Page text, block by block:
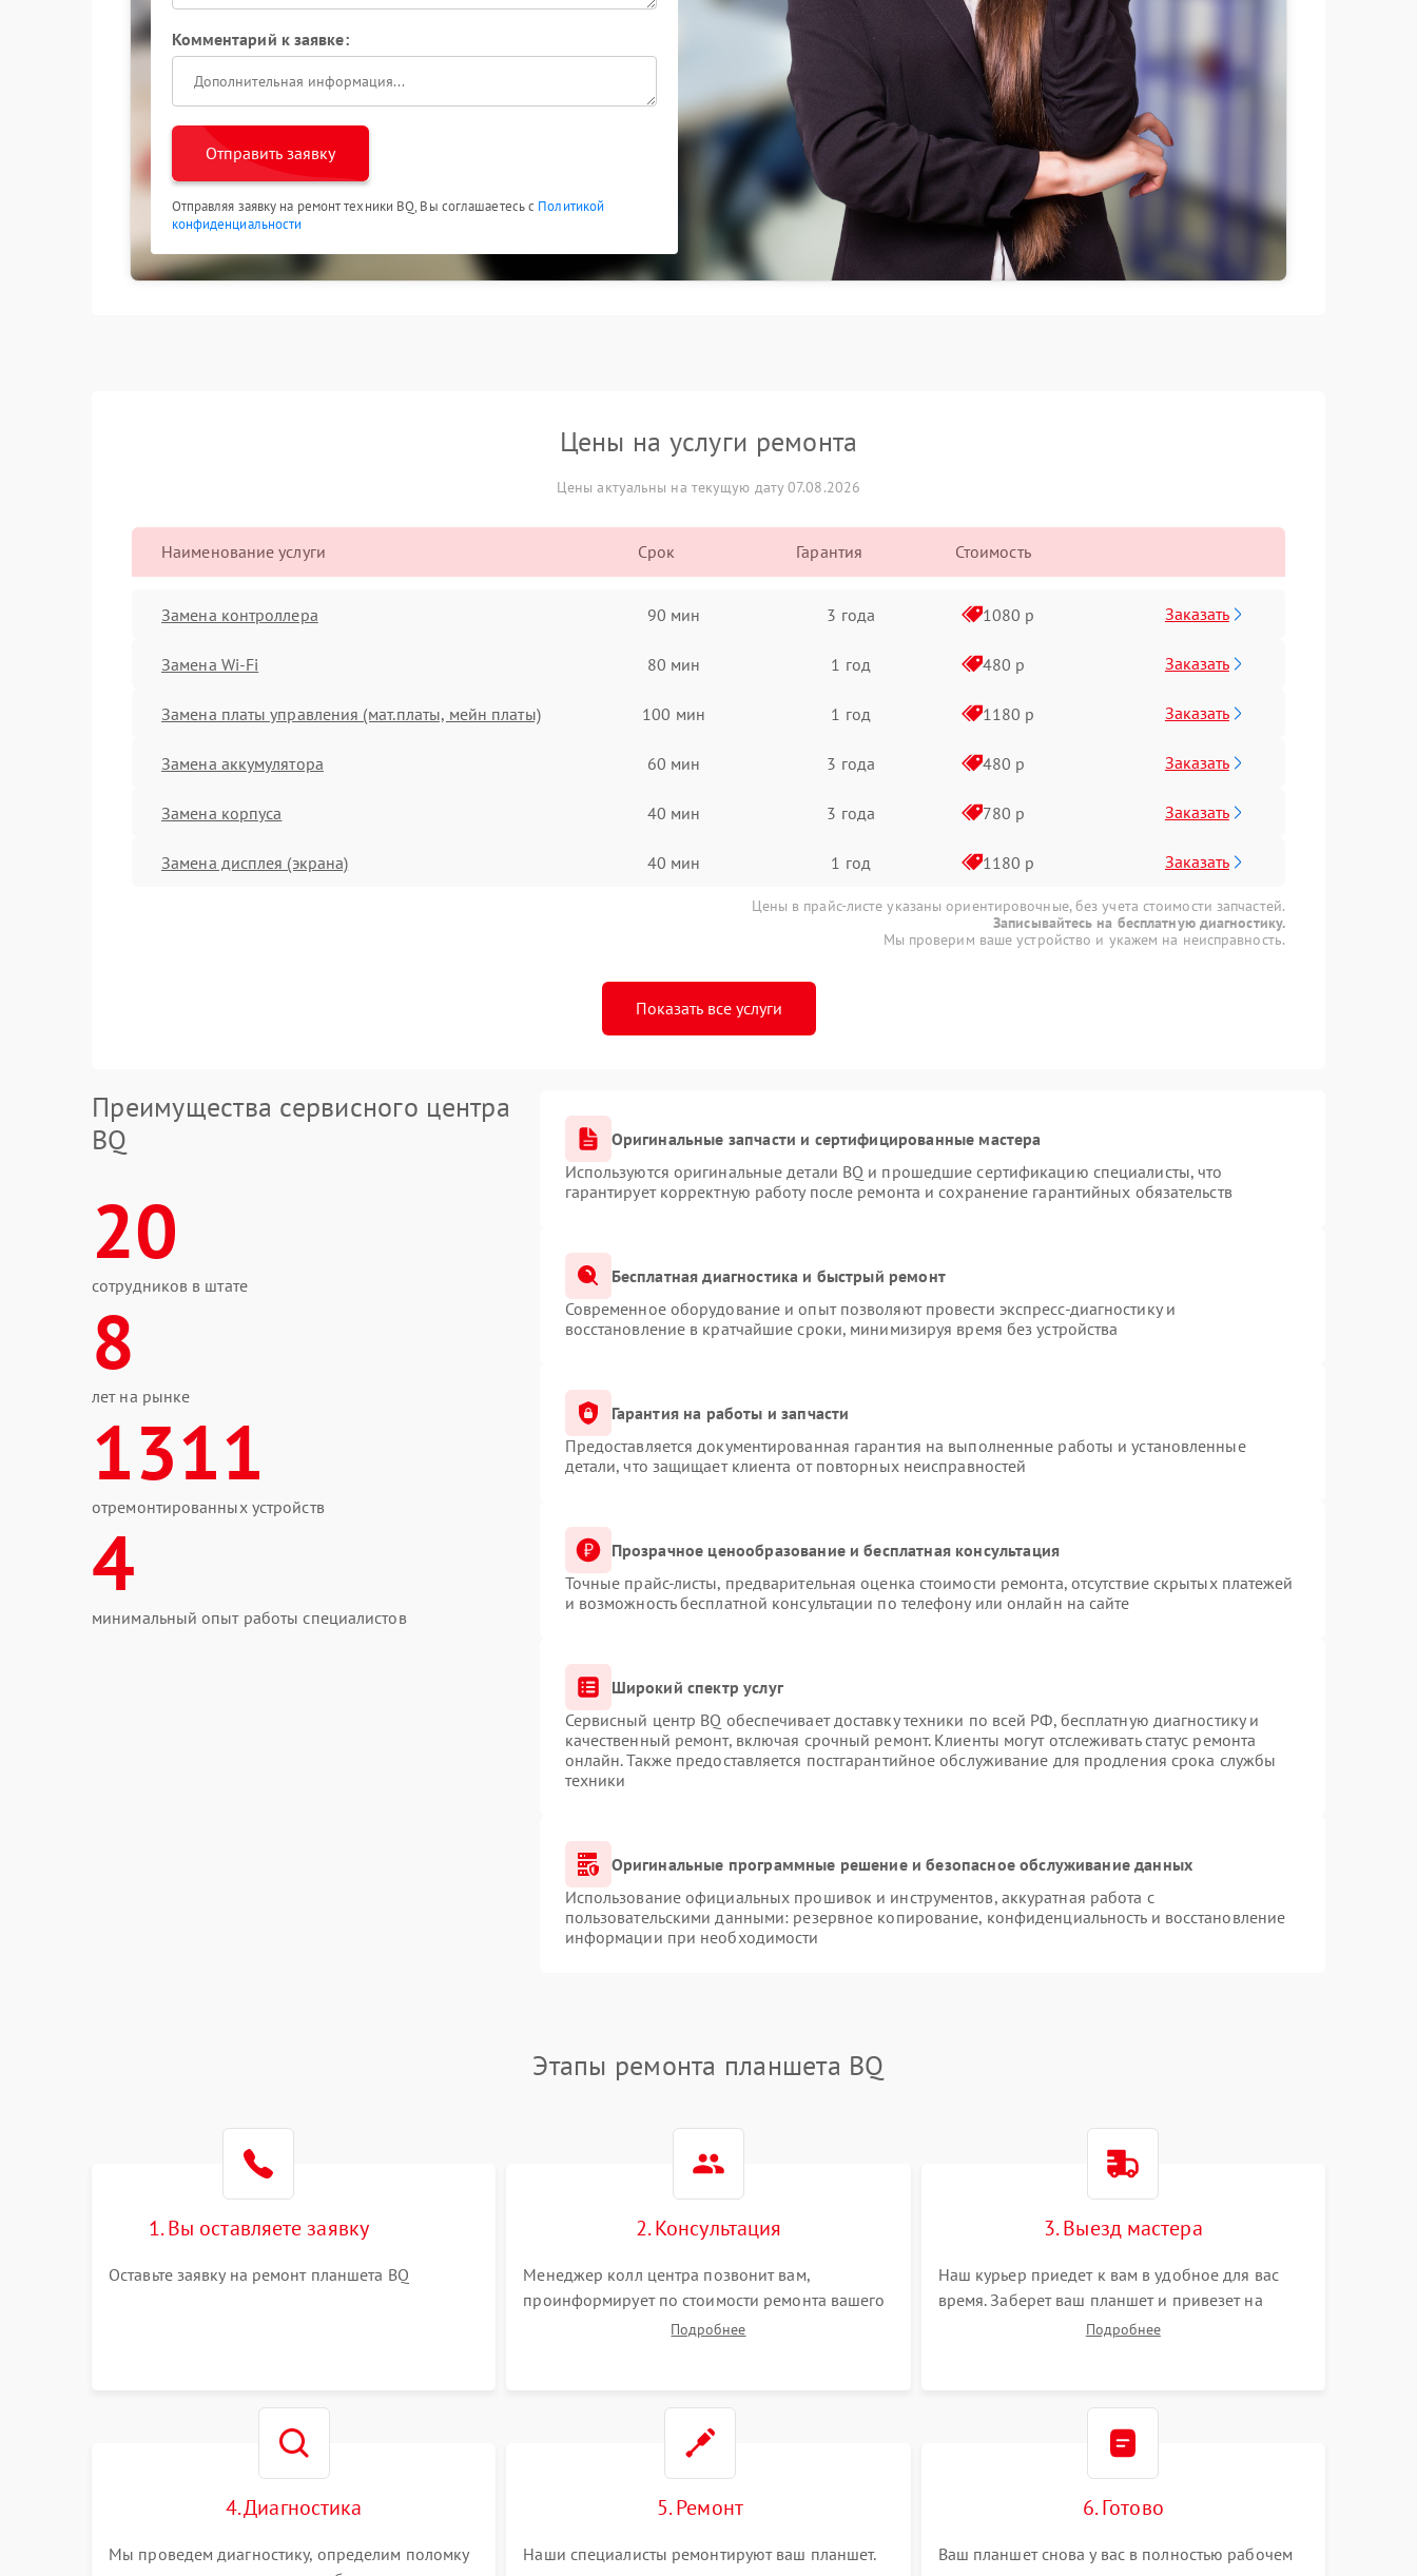
Комментарий к заявке:
Отправить заявку
Отправляя заявку на ремонт техники BQ, Вы соглашаетесь с Политикой
конфиденциальности
Цены на услуги ремонта
Цены актуальны на текущую дату 07.08.2026
Наименование услуги Срок Гарантия Стоимость
Замена контроллера 90 мин 3 года 1080 р Заказать
Замена Wi-Fi 80 мин 1 год 480 р Заказать
Замена платы управления (мат.платы, мейн платы) 100 мин 1 год 1180 р Заказать
Замена аккумулятора 60 мин 3 года 480 р Заказать
Замена корпуса 40 мин 3 года 780 р Заказать
Замена дисплея (экрана) 40 мин 1 год 1180 р Заказать
Цены в прайс-листе указаны ориентировочные, без учета стоимости запчастей.
Записывайтесь на бесплатную диагностику.
Мы проверим ваше устройство и укажем на неисправность.
Показать все услуги
Преимущества сервисного центра
BQ
20
сотрудников в штате
8
лет на рынке
1311
отремонтированных устройств
4
минимальный опыт работы специалистов
Оригинальные запчасти и сертифицированные мастера
Используются оригинальные детали BQ и прошедшие сертификацию специалисты, что
гарантирует корректную работу после ремонта и сохранение гарантийных обязательств
Бесплатная диагностика и быстрый ремонт
Современное оборудование и опыт позволяют провести экспресс-диагностику и
восстановление в кратчайшие сроки, минимизируя время без устройства
Гарантия на работы и запчасти
Предоставляется документированная гарантия на выполненные работы и установленные
детали, что защищает клиента от повторных неисправностей
Прозрачное ценообразование и бесплатная консультация
Точные прайс-листы, предварительная оценка стоимости ремонта, отсутствие скрытых платежей
и возможность бесплатной консультации по телефону или онлайн на сайте
Широкий спектр услуг
Сервисный центр BQ обеспечивает доставку техники по всей РФ, бесплатную диагностику и
качественный ремонт, включая срочный ремонт. Клиенты могут отслеживать статус ремонта
онлайн. Также предоставляется постгарантийное обслуживание для продления срока службы
техники
Оригинальные программные решение и безопасное обслуживание данных
Использование официальных прошивок и инструментов, аккуратная работа с
пользовательскими данными: резервное копирование, конфиденциальность и восстановление
информации при необходимости
Этапы ремонта планшета BQ
1. Вы оставляете заявку
Оставьте заявку на ремонт планшета BQ
2. Консультация
Менеджер колл центра позвонит вам,
проинформирует по стоимости ремонта вашего
планшета а также ответит на все ваши вопросы.
Подробнее
3. Выезд мастера
Наш курьер приедет к вам в удобное для вас
время. Заберет ваш планшет и привезет на
склад для диагностики.Подробнее
4. Диагностика
Мы проведем диагностику, определим поломку
5. Ремонт
Наши специалисты ремонтируют ваш планшет.
6. Готово
Ваш планшет снова у вас в полностью рабочем